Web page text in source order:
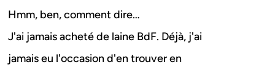
Hmm, ben, comment dire…
J'ai jamais acheté de laine BdF. Déjà, j'ai
jamais eu l'occasion d'en trouver en